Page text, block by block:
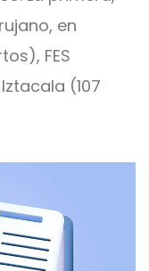
en
FES
(107